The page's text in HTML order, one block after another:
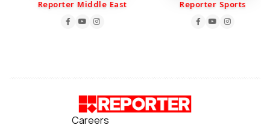
Reporter Middle East Reporter Sports
Careers